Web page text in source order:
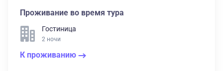
Проживание во время тура
Гостиница
2 ночи
К проживанию